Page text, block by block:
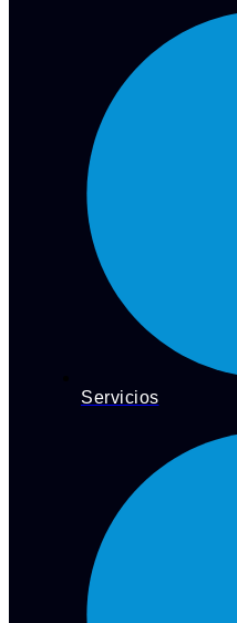
Servicios